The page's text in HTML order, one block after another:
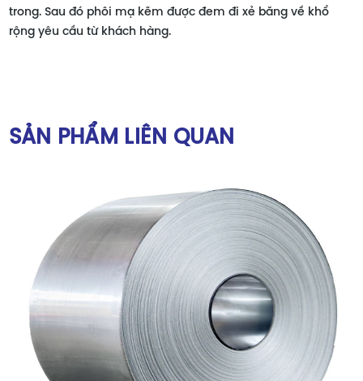
trong. Sau đó phôi mạ kẽm được đem đi xẻ băng về khổ
rộng yêu cầu từ khách hàng.
SẢN PHẨM LIÊN QUAN